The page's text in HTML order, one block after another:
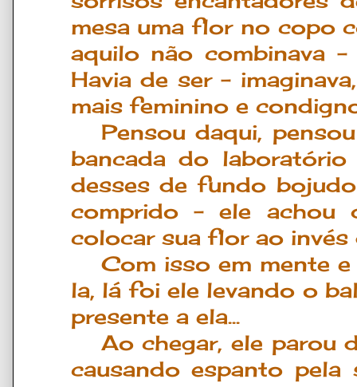
mesa uma flor no copo
aquilo não combinava
Havia de ser –
mais feminino e
Pensou daqui,
bancada do
desses de fundo
comprido – ele achou
colocar sua flor ao invés
Com isso em mente
la, lá foi ele levando o
presente a ela...
Ao chegar, ele parou
causando espanto pela